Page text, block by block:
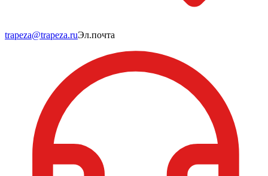
trapeza@trapeza.ruЭл.почта